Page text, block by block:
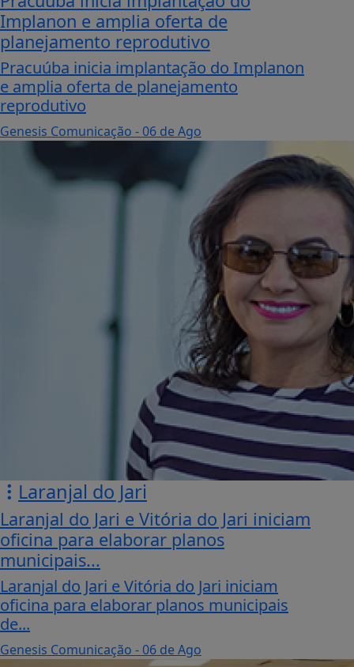
Implanon e amplia oferta de
planejamento reprodutivo
Pracuúba inicia implantação do Implanon
e amplia oferta de planejamento
reprodutivo
Genesis Comunicação - 06 de Ago
Laranjal do Jari
Laranjal do Jari e Vitória do Jari iniciam
oficina para elaborar planos
municipais...
Laranjal do Jari e Vitória do Jari iniciam
oficina para elaborar planos municipais
de...
Genesis Comunicação - 06 de Ago